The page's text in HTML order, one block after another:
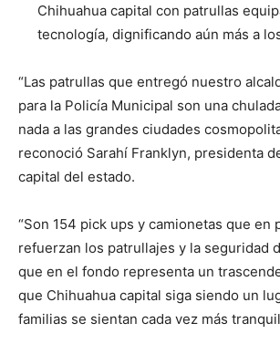
Chihuahua capital con patrullas
tecnología, dignificando aún más a
“Las patrullas que entregó nuestro
para la Policía Municipal son una
nada a las grandes ciudades
reconoció Sarahí Franklyn, presidenta
capital del estado.
“Son 154 pick ups y camionetas que en
refuerzan los patrullajes y la seguridad
que en el fondo representa un
que Chihuahua capital siga siendo un
familias se sientan cada vez más